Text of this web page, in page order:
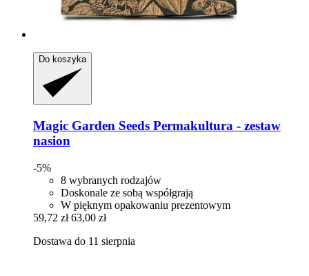
Do koszyka
Magic Garden Seeds Permakultura -​ zestaw
nasion
-5%
8 wybranych rodzajów
Doskonale ze sobą współgrają
W pięknym opakowaniu prezentowym
59,72 zł 63,00 zł
Dostawa do 11 sierpnia